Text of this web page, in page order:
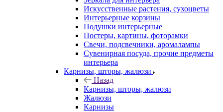
Искусственные растения, сухоцветы
Интерьерные корзины
Подушки интерьерные
Постеры, картины, фоторамки
Свечи, подсвечники, аромалампы
Сувенирная посуда, прочие предметы
интерьера
Карнизы, шторы, жалюзи
Назад
Карнизы, шторы, жалюзи
Жалюзи
Карнизы